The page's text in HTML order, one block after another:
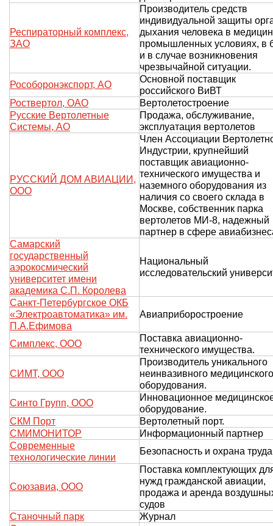
Респираторный комплекс,
ЗАО
Производитель средств
индивидуальной защиты
дыхания человека в
промышленных условиях, в
и в случае возникновения
чрезвычайной ситуации.
Рособоронэкспорт, АО
Основной поставщик
российского ВиВТ
Роствертол, ОАО
Вертолетостроение
Русские Вертолетные
Системы, АО
Продажа, обслуживание,
эксплуатация вертолетов
РУССКИЙ ДОМ АВИАЦИИ,
ООО
Член Ассоциации
Индустрии, крупнейший
поставщик авиационно-
технического имущества и
наземного оборудования из
наличия со своего склада в
Москве, собственник парка
вертолетов МИ-8, надежный
партнер в сфере
Самарский
государственный
аэрокосмический
университет имени
академика С.П. Королева
Национальный
исследовательский
Санкт-Петербургское ОКБ
«Электроавтоматика» им.
П.А.Ефимова
Авиаприборостроение
Симплекс, ООО
Поставка авиационно-
технического имущества.
СИМТ, ООО
Производитель уникального
неинвазивного медицинского
оборудования.
Синто Групп, ООО
Инновационное
оборудование.
СКМ Порт
Вертолетный порт.
СМИМОНИТОР
Информационный партнер
Современные
технологические линии
Безопасность и охрана
Союзавиа, ООО
Поставка комплектующих
нужд гражданской авиации,
продажа и аренда
судов
Станочный парк
Журнал